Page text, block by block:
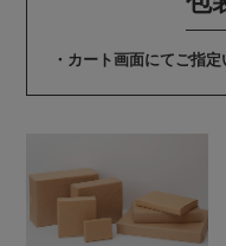
・カート画面にてご指